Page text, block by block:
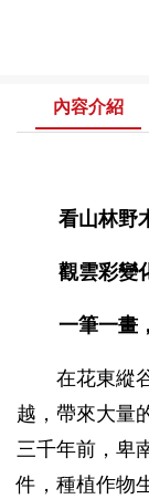
內容介紹
看山林野
觀雲彩變
一筆一畫
在花東縱谷
越，帶來大量
三千年前，卑
件，種植作物